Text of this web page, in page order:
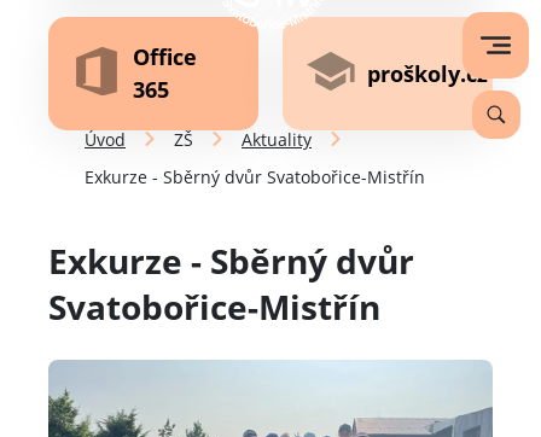
Office
365
proškoly.cz
Úvod ZŠ
Aktuality
Exkurze - Sběrný dvůr Svatobořice-Mistřín
Exkurze - Sběrný dvůr
Svatobořice-Mistřín